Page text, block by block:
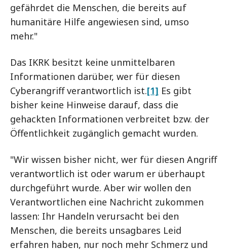
gefährdet die Menschen, die bereits auf
humanitäre Hilfe angewiesen sind, umso
mehr."
Das IKRK besitzt keine unmittelbaren
Informationen darüber, wer für diesen
Cyberangriff verantwortlich ist.[1] Es gibt
bisher keine Hinweise darauf, dass die
gehackten Informationen verbreitet bzw. der
Öffentlichkeit zugänglich gemacht wurden.
"Wir wissen bisher nicht, wer für diesen Angriff
verantwortlich ist oder warum er überhaupt
durchgeführt wurde. Aber wir wollen den
Verantwortlichen eine Nachricht zukommen
lassen: Ihr Handeln verursacht bei den
Menschen, die bereits unsagbares Leid
erfahren haben, nur noch mehr Schmerz und